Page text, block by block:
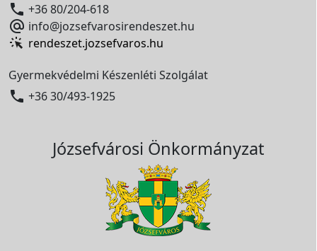
 +36 80/204-618
 info@jozsefvarosirendeszet.hu
rendeszet.jozsefvaros.hu
Gyermekvédelmi Készenléti Szolgálat
 +36 30/493-1925
Józsefvárosi Önkormányzat